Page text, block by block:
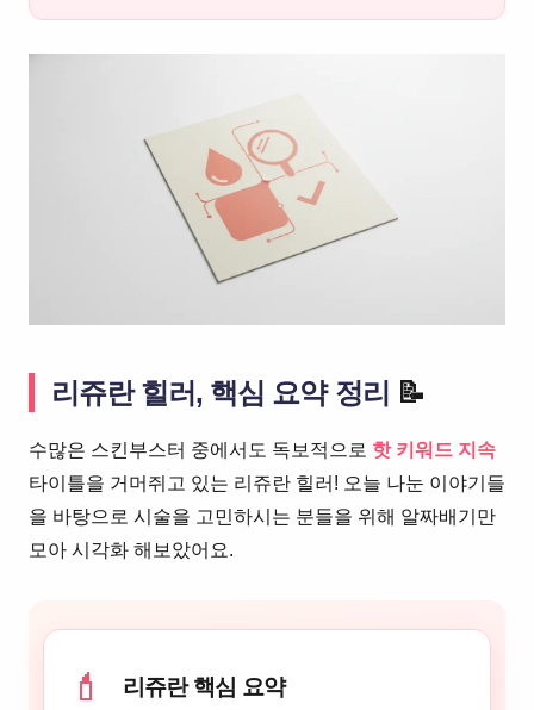
리쥬란 힐러, 핵심 요약 정리 📝
수많은 스킨부스터 중에서도 독보적으로 핫 키워드 지속
타이틀을 거머쥐고 있는 리쥬란 힐러! 오늘 나눈 이야기들
을 바탕으로 시술을 고민하시는 분들을 위해 알짜배기만
모아 시각화 해보았어요.
💄 리쥬란 핵심 요약